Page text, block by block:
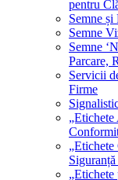
pentru
Semne
Semne
Semne
Parcare,
Servicii
Firme